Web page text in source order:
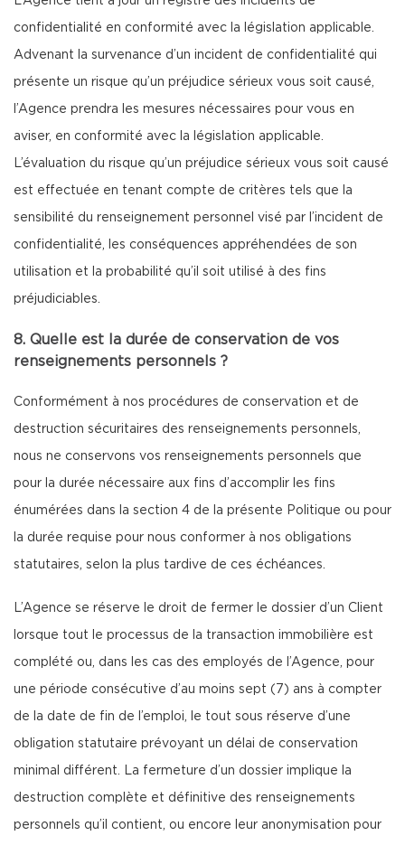
confidentialité en conformité avec la législation applicable.
Advenant la survenance d’un incident de confidentialité qui
présente un risque qu’un préjudice sérieux vous soit causé,
l’Agence prendra les mesures nécessaires pour vous en
aviser, en conformité avec la législation applicable.
L’évaluation du risque qu’un préjudice sérieux vous soit causé
est effectuée en tenant compte de critères tels que la
sensibilité du renseignement personnel visé par l’incident de
confidentialité, les conséquences appréhendées de son
utilisation et la probabilité qu’il soit utilisé à des fins
préjudiciables.
8. Quelle est la durée de conservation de vos
renseignements personnels ?
Conformément à nos procédures de conservation et de
destruction sécuritaires des renseignements personnels,
nous ne conservons vos renseignements personnels que
pour la durée nécessaire aux fins d’accomplir les fins
énumérées dans la section 4 de la présente Politique ou pour
la durée requise pour nous conformer à nos obligations
statutaires, selon la plus tardive de ces échéances.
L’Agence se réserve le droit de fermer le dossier d’un Client
lorsque tout le processus de la transaction immobilière est
complété ou, dans les cas des employés de l’Agence, pour
une période consécutive d’au moins sept (7) ans à compter
de la date de fin de l’emploi, le tout sous réserve d’une
obligation statutaire prévoyant un délai de conservation
minimal différent. La fermeture d’un dossier implique la
destruction complète et définitive des renseignements
personnels qu’il contient, ou encore leur anonymisation pour